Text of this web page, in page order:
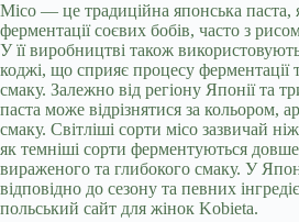
Місо — це традиційна японська
ферментації соєвих бобів, часто з
У її виробництві також
коджі, що сприяє процесу ферментації
смаку. Залежно від регіону Японії та
паста може відрізнятися за кольором,
смаку. Світліші сорти місо зазвичай
як темніші сорти ферментуються
вираженого та глибокого смаку. У
відповідно до сезону та певних
польський сайт для жінок Kobieta.